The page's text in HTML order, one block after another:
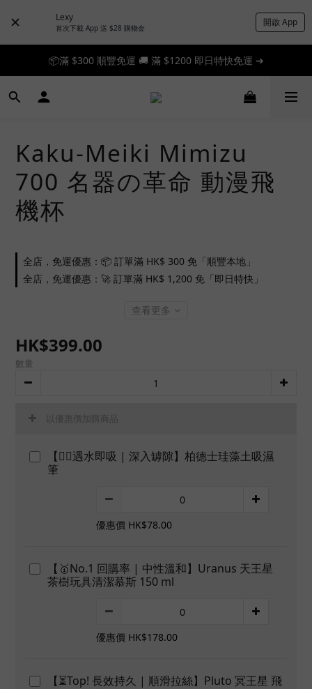
Lexy
首次下載 App 送 $28 購物金 開啟 App
📦滿 $300 順豐免運 🚚 滿 $1200 即日特快免運 ➔
📦滿 $300 順豐免運 🚚 滿 $1200 即日特快免運 ➔
🎉 新人首單享 88 折，快來領券加入！➔
Kaku-Meiki Mimizu
700 名器の革命 動漫飛
機杯
全店，免運優惠：📦 訂單滿 HK$ 300 免「順豐本地」
全店，免運優惠：🚀 訂單滿 HK$ 1,200 免「即日特快」
查看更多
HK$399.00
數量
以優惠價加購商品
【👍🏻遇水即吸 | 深入罅隙】柏德士珪藻土吸濕
筆
優惠價 HK$78.00
【🥇No.1 回購率 | 中性溫和】Uranus 天王星
茶樹玩具清潔慕斯 150 ml
優惠價 HK$178.00
【⏳Top! 長效持久 | 順滑拉絲】Pluto 冥王星 飛